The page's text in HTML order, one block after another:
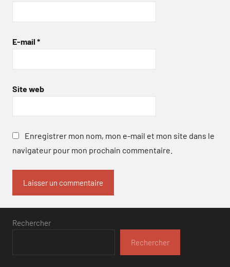
E-mail *
Site web
Enregistrer mon nom, mon e-mail et mon site dans le
navigateur pour mon prochain commentaire.
Rechercher
Rechercher